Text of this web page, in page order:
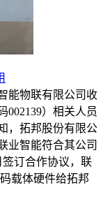
能物联有限公司收
002139）相关人员
，拓邦股份有限公
业智能符合其公司
签订合作协议，联
载体硬件给拓邦